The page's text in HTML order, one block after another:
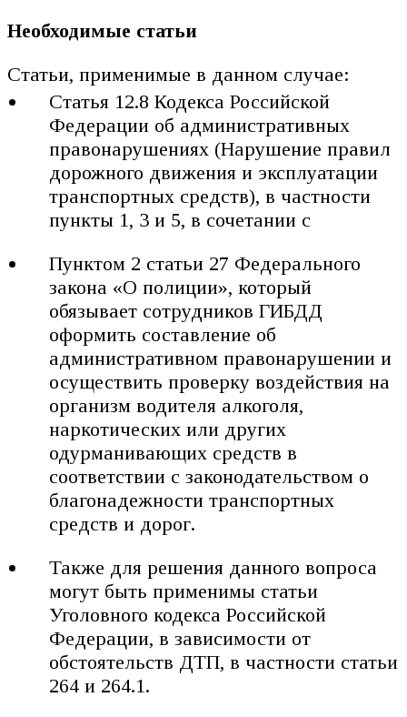
Необходимые статьи
Статьи, применимые в данном случае:
Статья 12.8 Кодекса Российской
Федерации об административных
правонарушениях (Нарушение правил
дорожного движения и эксплуатации
транспортных средств), в частности
пункты 1, 3 и 5, в сочетании с
Пунктом 2 статьи 27 Федерального
закона «О полиции», который
обязывает сотрудников ГИБДД
оформить составление об
административном правонарушении и
осуществить проверку воздействия на
организм водителя алкоголя,
наркотических или других
одурманивающих средств в
соответствии с законодательством о
благонадежности транспортных
средств и дорог.
Также для решения данного вопроса
могут быть применимы статьи
Уголовного кодекса Российской
Федерации, в зависимости от
обстоятельств ДТП, в частности статьи
264 и 264.1.